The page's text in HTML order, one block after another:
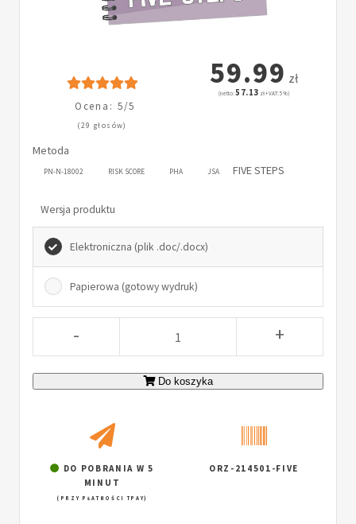
Ocena: 5/5
(29 głosów)
59.99 zł
(netto:57.13 zł + VAT: 5%)
Metoda
PN-N-18002 RISK SCORE PHA JSA FIVE STEPS
Wersja produktu
Elektroniczna (plik .doc/.docx)
Papierowa (gotowy wydruk)
- +
Do koszyka
DO POBRANIA W 5
MINUT
(PRZY PŁATNOŚCI TPAY)
ORZ-214501-FIVE